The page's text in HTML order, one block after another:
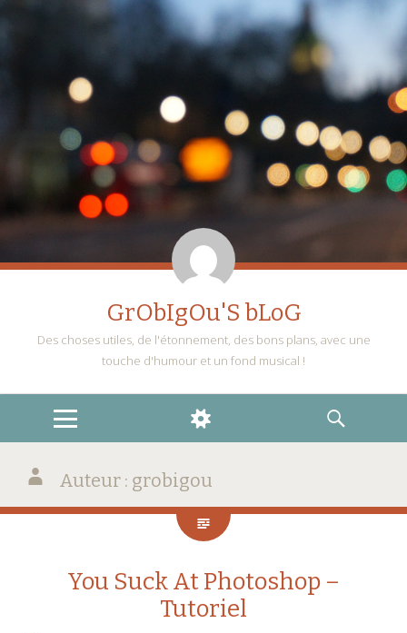
GrObIgOu'S bLoG
Des choses utiles, de l'étonnement, des bons plans, avec une
touche d'humour et un fond musical !
MENU
WIDGETS
RECHERCHE
Auteur : grobigou
You Suck At Photoshop –
Tutoriel